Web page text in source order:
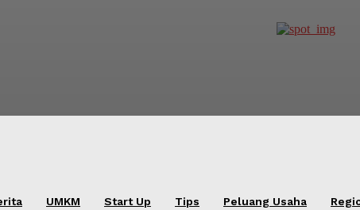
UMKM Start Up Tips Peluang Usaha